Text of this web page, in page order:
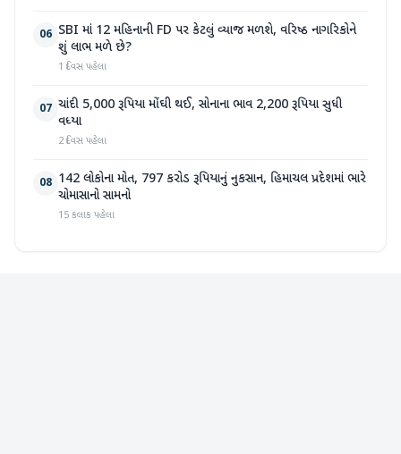
06 SBI માં 12 મહિનાની FD પર કેટલું વ્યાજ મળશે, વરિષ્ઠ નાગરિકોને
શું લાભ મળે છે?
1 દિવસ પહેલા
07 ચાંદી 5,000 રૂપિયા મોંઘી થઈ, સોનાના ભાવ 2,200 રૂપિયા સુધી
વધ્યા
2 દિવસ પહેલા
08 142 લોકોના મોત, 797 કરોડ રૂપિયાનું નુકસાન, હિમાચલ પ્રદેશમાં ભારે
ચોમાસાનો સામનો
15 કલાક પહેલા